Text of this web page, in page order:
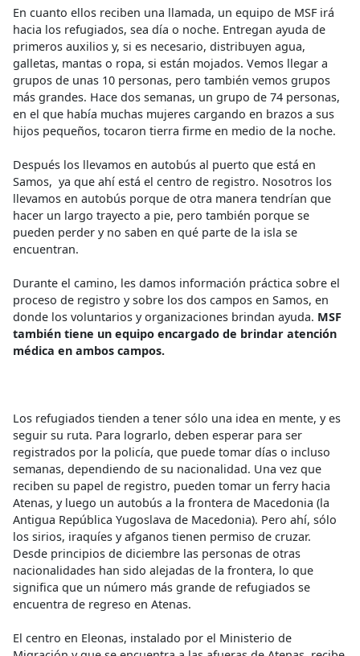
En cuanto ellos reciben una llamada, un equipo de MSF irá
hacia los refugiados, sea día o noche. Entregan ayuda de
primeros auxilios y, si es necesario, distribuyen agua,
galletas, mantas o ropa, si están mojados. Vemos llegar a
grupos de unas 10 personas, pero también vemos grupos
más grandes. Hace dos semanas, un grupo de 74 personas,
en el que había muchas mujeres cargando en brazos a sus
hijos pequeños, tocaron tierra firme en medio de la noche.
Después los llevamos en autobús al puerto que está en
Samos, ya que ahí está el centro de registro. Nosotros los
llevamos en autobús porque de otra manera tendrían que
hacer un largo trayecto a pie, pero también porque se
pueden perder y no saben en qué parte de la isla se
encuentran.
Durante el camino, les damos información práctica sobre el
proceso de registro y sobre los dos campos en Samos, en
donde los voluntarios y organizaciones brindan ayuda. MSF
también tiene un equipo encargado de brindar atención
médica en ambos campos.
Los refugiados tienden a tener sólo una idea en mente, y es
seguir su ruta. Para lograrlo, deben esperar para ser
registrados por la policía, que puede tomar días o incluso
semanas, dependiendo de su nacionalidad. Una vez que
reciben su papel de registro, pueden tomar un ferry hacia
Atenas, y luego un autobús a la frontera de Macedonia (la
Antigua República Yugoslava de Macedonia). Pero ahí, sólo
los sirios, iraquíes y afganos tienen permiso de cruzar.
Desde principios de diciembre las personas de otras
nacionalidades han sido alejadas de la frontera, lo que
significa que un número más grande de refugiados se
encuentra de regreso en Atenas.
El centro en Eleonas, instalado por el Ministerio de